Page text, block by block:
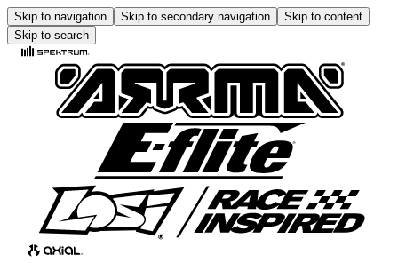
Skip to navigation Skip to secondary navigation
Skip to content
Skip to search